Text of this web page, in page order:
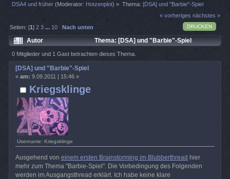
DSA4 und früher (Moderator: Hotzenplot) » Thema: [DSA] und "Barbie"-Spiel
« vorheriges nächstes »
DRUCKEN
Seiten: [1]2 3 ... 10 Nach unten
Autor
Thema: [DSA] und "Barbie"-Spiel
(Gelesen 65088 mal)
0 Mitglieder und 1 Gast betrachten dieses Thema.
Kriegsklinge
Username: Kriegsklinge
[DSA] und "Barbie"-Spiel
« am: 9.09.2011 | 15:46 »
Ausgehend von einem ersten Brainstorming im Blubberthread hier
mehr zum Thema "Barbie-Spiel". Die Vorbedingung des Folgenden
werden im Ausgangsthread erklärt. Ich habe keine klare